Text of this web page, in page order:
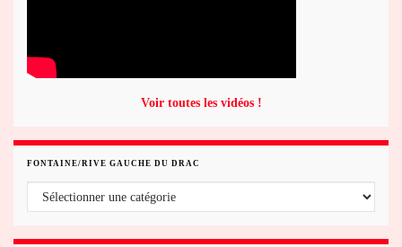
Voir toutes les vidéos !
FONTAINE/RIVE GAUCHE DU DRAC